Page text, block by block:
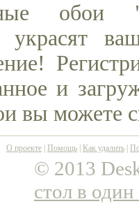
украсят
и
вы можете
О проекте Помощь Как удалить
© 2013
стол в